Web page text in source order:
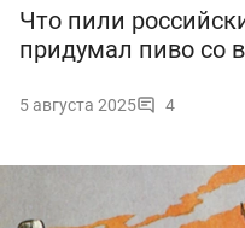
Что пили
придумал пиво со
5 августа 2025 4